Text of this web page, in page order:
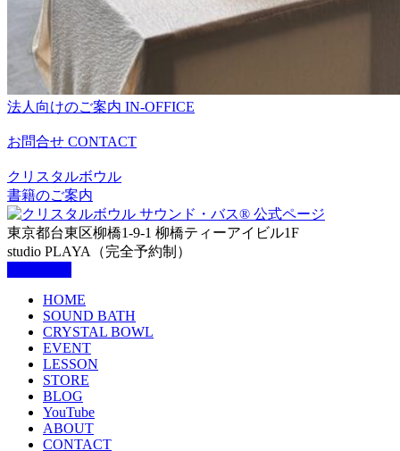
法人向けのご案内 IN-OFFICE
お問合せ CONTACT
クリスタルボウル
書籍のご案内
東京都台東区柳橋1-9-1 柳橋ティーアイビル1F
studio PLAYA（完全予約制）
HOME
SOUND BATH
CRYSTAL BOWL
EVENT
LESSON
STORE
BLOG
YouTube
ABOUT
CONTACT